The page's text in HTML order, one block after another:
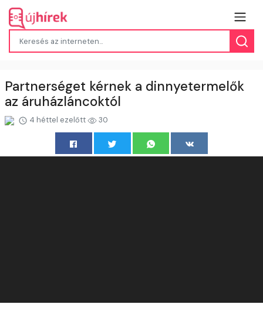
Partnerséget kérnek a dinnyetermelők
az áruházláncoktól
4 héttel ezelőtt 30